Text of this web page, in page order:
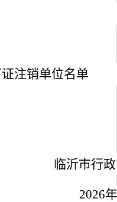
注销单位名单
临沂市行
6年